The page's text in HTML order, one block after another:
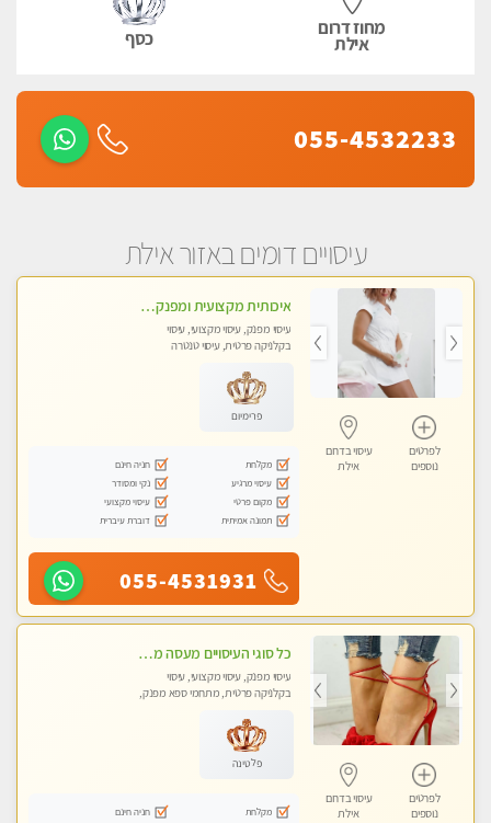
מחוז דרום
אילת כסף
055-4532233
עיסויים דומים באזור אילת
לפרטים
נוספים
עיסוי בדרום
אילת
איכותית מקצועית ומפנקת מאוד פרטי מומלץ !!לזוגות +לבית המלון - ללא מין !!
עיסוי מפנק, עיסוי מקצועי, עיסוי
בקלניקה פרטית, עיסוי טנטרה
פרימיום
מקלחת
חניה חינם
עיסוי מרגיע
נקי ומסודר
מקום פרטי
עיסוי מקצועי
תמונה אמיתית
דוברת עיברית
055-4531931
לפרטים
נוספים
עיסוי בדרום
אילת
כל סוגי העיסויים מעסה מקצועית ואיכותית פרטי!!Best in Town !
עיסוי מפנק, עיסוי מקצועי, עיסוי
בקלניקה פרטית, מתחמי ספא מפנק,
פלטינה
מקלחת
חניה חינם